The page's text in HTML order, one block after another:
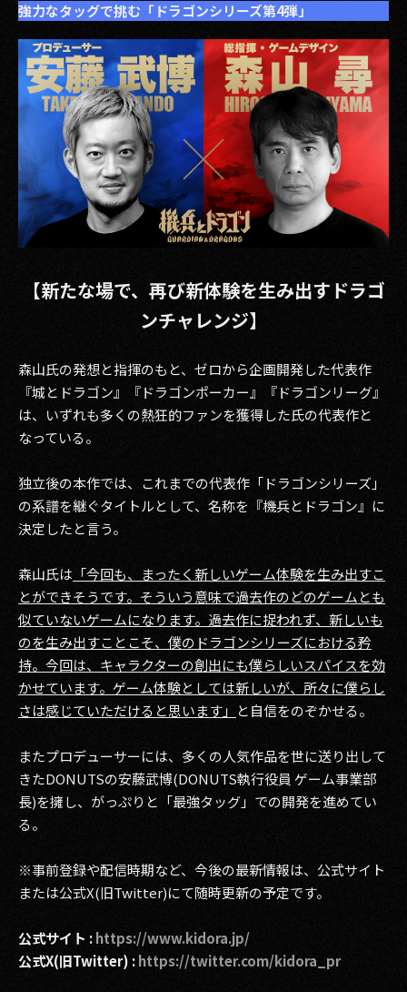
強力なタッグで挑む「ドラゴンシリーズ第4弾」
【新たな場で、再び新体験を生み出すドラゴ
ンチャレンジ】
森山氏の発想と指揮のもと、ゼロから企画開発した代表作
『城とドラゴン』『ドラゴンポーカー』『ドラゴンリーグ』
は、いずれも多くの熱狂的ファンを獲得した氏の代表作と
なっている。
独立後の本作では、これまでの代表作「ドラゴンシリーズ」
の系譜を継ぐタイトルとして、名称を『機兵とドラゴン』に
決定したと言う。
森山氏は 「今回も、まったく新しいゲーム体験を生み出すこ
とができそうです。そういう意味で過去作のどのゲームとも
似ていないゲームになります。過去作に捉われず、新しいも
のを生み出すことこそ、僕のドラゴンシリーズにおける矜
持。今回は、キャラクターの創出にも僕らしいスパイスを効
かせています。ゲーム体験としては新しいが、所々に僕らし
さは感じていただけると思います」 と自信をのぞかせる。
またプロデューサーには、多くの人気作品を世に送り出して
きたDONUTSの安藤武博(DONUTS執行役員 ゲーム事業部
長)を擁し、がっぷりと「最強タッグ」での開発を進めてい
る。
※事前登録や配信時期など、今後の最新情報は、公式サイト
または公式X(旧Twitter)にて随時更新の予定です。
公式サイト :https://www.kidora.jp/
公式X(旧Twitter) :https://twitter.com/kidora_pr